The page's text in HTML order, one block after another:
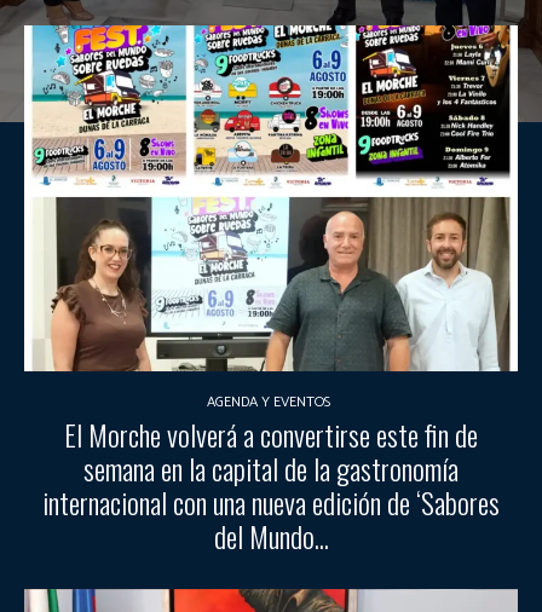
AGENDA Y EVENTOS
El Morche volverá a convertirse este fin de
semana en la capital de la gastronomía
internacional con una nueva edición de ‘Sabores
del Mundo...